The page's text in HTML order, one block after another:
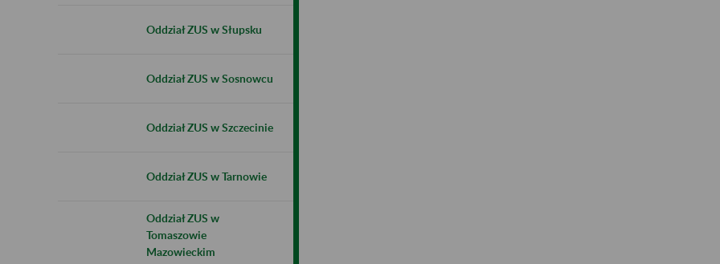
Oddział ZUS w Słupsku
Oddział ZUS w Sosnowcu
Oddział ZUS w Szczecinie
Oddział ZUS w Tarnowie
Oddział ZUS w
Tomaszowie
Mazowieckim